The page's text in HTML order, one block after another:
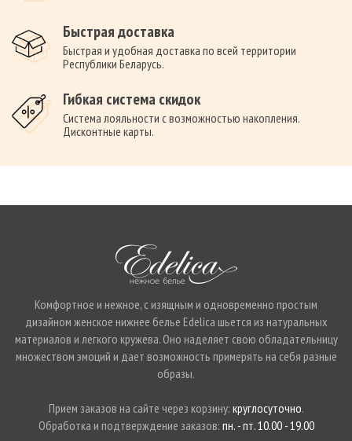
Быстрая доставка
Быстрая и удобная доставка по всей территории
Республики Беларусь.
Гибкая система скидок
Система лояльности с возможностью накопления.
Дисконтные карты.
Комфортное и нежное, с изящным и одновременно простым
дизайном женское нижнее белье Edelica шьется из натуральных
материалов и легкого кружева. Оно наделяет свою обладательницу
множеством эмоций и дает возможность примерять на себя разные
образы.
Прием заказов на сайте через корзину: круглосуточно.
Обработка и подтверждение заказов: пн. - пт. 10.00 - 19.00